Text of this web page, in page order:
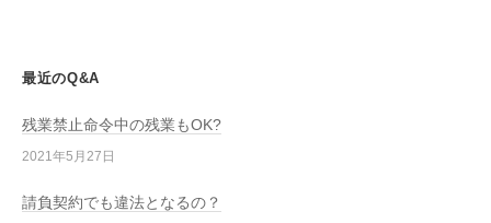
最近のQ&A
残業禁止命令中の残業もOK?
2021年5月27日
請負契約でも違法となるの？